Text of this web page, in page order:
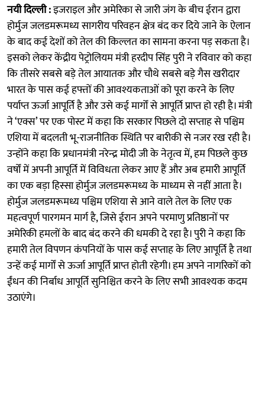
नयी दिल्ली :इजराइल और अमेरिका से जारी जंग के बीच ईरान द्वारा
होर्मुज जलडमरूमध्य सागरीय परिवहन क्षेत्र बंद कर दिये जाने के ऐलान
के बाद कई देशों को तेल की किल्लत का सामना करना पड़ सकता है।
इसको लेकर केंद्रीय पेट्रोलियम मंत्री हरदीप सिंह पुरी ने रविवार को कहा
कि तीसरे सबसे बड़े तेल आयातक और चौथे सबसे बड़े गैस खरीदार
भारत के पास कई हफ्तों की आवश्यकताओं को पूरा करने के लिए
पर्याप्त ऊर्जा आपूर्ति है और उसे कई मार्गों से आपूर्ति प्राप्त हो रही है। मंत्री
ने ‘एक्स’ पर एक पोस्ट में कहा कि सरकार पिछले दो सप्ताह से पश्चिम
एशिया में बदलती भू-राजनीतिक स्थिति पर बारीकी से नजर रख रही है।
उन्होंने कहा कि प्रधानमंत्री नरेन्द्र मोदी जी के नेतृत्व में, हम पिछले कुछ
वर्षों में अपनी आपूर्ति में विविधता लेकर आए हैं और अब हमारी आपूर्ति
का एक बड़ा हिस्सा होर्मुज जलडमरूमध्य के माध्यम से नहीं आता है।
होर्मुज जलडमरूमध्य पश्चिम एशिया से आने वाले तेल के लिए एक
महत्वपूर्ण पारगमन मार्ग है, जिसे ईरान अपने परमाणु प्रतिष्ठानों पर
अमेरिकी हमलों के बाद बंद करने की धमकी दे रहा है। पुरी ने कहा कि
हमारी तेल विपणन कंपनियों के पास कई सप्ताह के लिए आपूर्ति है तथा
उन्हें कई मार्गों से ऊर्जा आपूर्ति प्राप्त होती रहेगी। हम अपने नागरिकों को
ईंधन की निर्बाध आपूर्ति सुनिश्चित करने के लिए सभी आवश्यक कदम
उठाएंगे।